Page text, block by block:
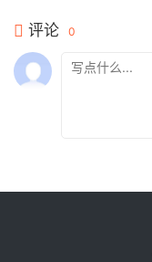
评论 0